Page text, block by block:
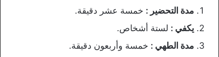
مدة التحضير : خمسة عشر دقيقة.
يكفي : لستة أشخاص.
مدة الطهي : خمسة وأربعون دقيقة.